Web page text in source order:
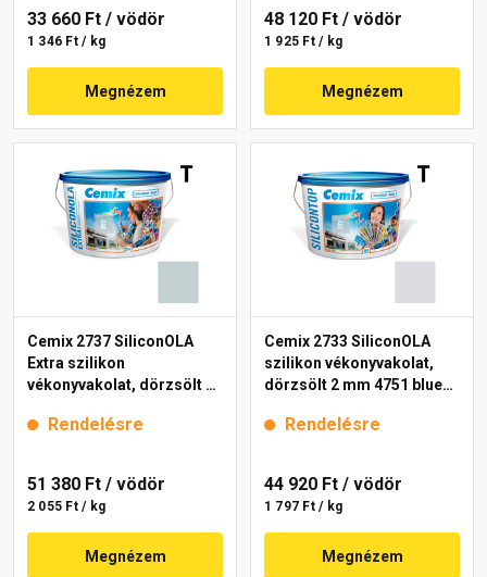
33 660 Ft / vödör
1 346 Ft / kg
Megnézem
48 120 Ft / vödör
1 925 Ft / kg
Megnézem
Cemix 2737 SiliconOLA
Extra szilikon
vékonyvakolat, dörzsölt 2
Rendelésre
51 380 Ft / vödör
2 055 Ft / kg
Megnézem
Cemix 2733 SiliconOLA
szilikon vékonyvakolat,
dörzsölt 2 mm 4751 blue
Rendelésre
44 920 Ft / vödör
1 797 Ft / kg
Megnézem